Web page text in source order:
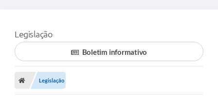
Legislação
Boletim informativo
Legislação